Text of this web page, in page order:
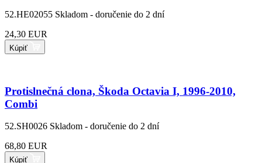
52.HE02055 Skladom - doručenie do 2 dní
24,30 EUR
Kúpiť
Protislnečná clona, Škoda Octavia I, 1996-2010,
Combi
52.SH0026 Skladom - doručenie do 2 dní
68,80 EUR
Kúpiť